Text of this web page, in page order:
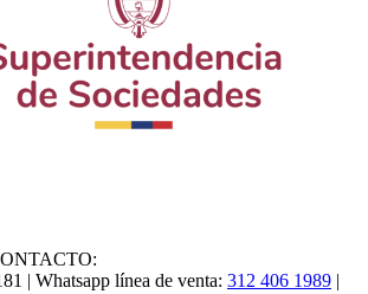
| Whatsapp línea de venta: 312 406 1989 |